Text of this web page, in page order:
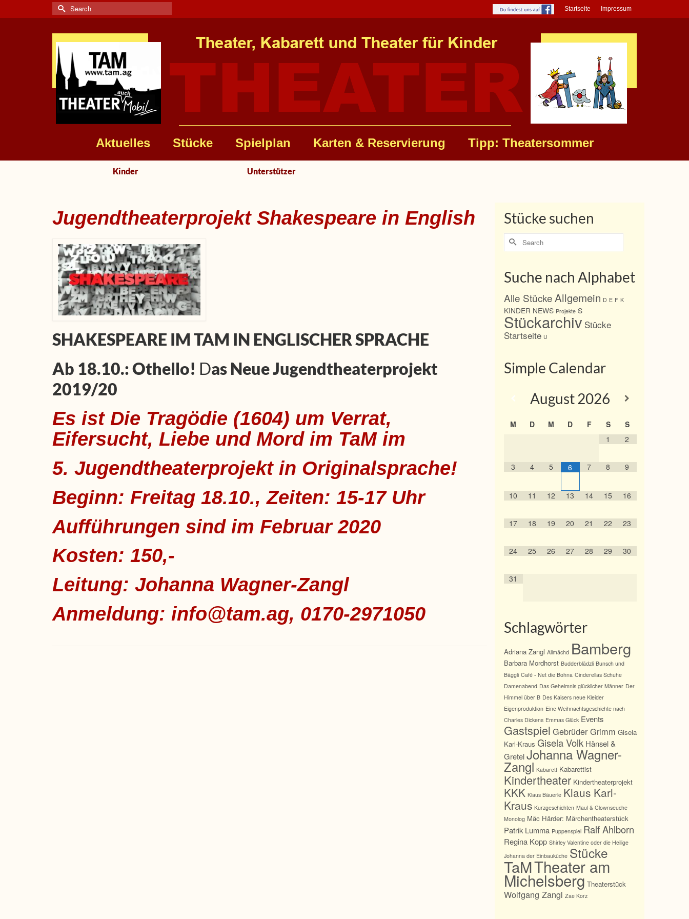
Startseite Impressum
Search
for:
Aktuelles Stücke Spielplan Karten & Reservierung Tipp: Theatersommer
Kinder Unterstützer
Jugendtheaterprojekt Shakespeare in English
SHAKESPEARE IM TAM IN ENGLISCHER SPRACHE
Ab 18.10.: Othello! Das Neue Jugendtheaterprojekt
2019/20
Es ist Die Tragödie (1604) um Verrat,
Eifersucht, Liebe und Mord im TaM im
5. Jugendtheaterprojekt in Originalsprache!
Beginn: Freitag 18.10., Zeiten: 15-17 Uhr
Aufführungen sind im Februar 2020
Kosten: 150,-
Leitung: Johanna Wagner-Zangl
Anmeldung: info@tam.ag, 0170-2971050
Stücke suchen
Search
for:
Suche nach Alphabet
Alle Stücke Allgemein D E F K
KINDER NEWS Projekte S
Stückarchiv Stücke
Startseite U
Simple Calendar
August2026
M D M D F S
S
1
2
3 4 5 6 7 8 9
10 11 12 13 14 15 16
17 18 19 20 21 22 23
24 25 26 27 28 29 30
31
Schlagwörter
Adriana Zangl Allmächd Bamberg
Barbara Mordhorst Budderblädzli Bunsch und
Bäggli Café - Net die Bohna Cinderellas Schuhe
Damenabend Das Geheimnis glücklicher Männer Der
Himmel über B Des Kaisers neue Kleider
Eigenproduktion Eine Weihnachtsgeschichte nach
Charles Dickens Emmas Glück Events
Gastspiel Gebrüder Grimm Gisela
Karl-Kraus Gisela Volk Hänsel &
Gretel Johanna Wagner-
Zangl Kabarett Kabarettist
Kindertheater Kindertheaterprojekt
KKK Klaus Bäuerle Klaus Karl-
Kraus Kurzgeschichten Maul & Clownseuche
Monolog Mäc Härder: Märchentheaterstück
Patrik Lumma Puppenspiel Ralf Ahlborn
Regina Kopp Shirley Valentine oder die Heilige
Johanna der Einbauküche Stücke
TaMTheater am
Michelsberg Theaterstück
Wolfgang Zangl Zae Korz